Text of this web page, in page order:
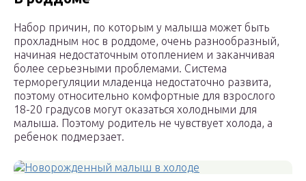
Набор причин, по которым у малыша может быть
прохладным нос в роддоме, очень разнообразный,
начиная недостаточным отоплением и заканчивая
более серьезными проблемами. Система
терморегуляции младенца недостаточно развита,
поэтому относительно комфортные для взрослого
18-20 градусов могут оказаться холодными для
малыша. Поэтому родитель не чувствует холода, а
ребенок подмерзает.